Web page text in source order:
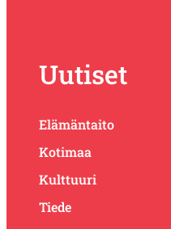
Uutiset
Elämäntaito
Kotimaa
Kulttuuri
Tiede